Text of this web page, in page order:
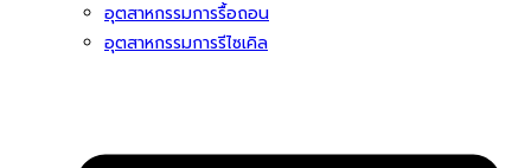
อุตสาหกรรมการรื้อถอน
อุตสาหกรรมการรีไซเคิล